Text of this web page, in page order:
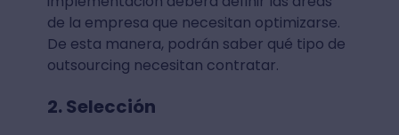
de la empresa que necesitan optimizarse.
De esta manera, podrán saber qué tipo de
outsourcing necesitan contratar.
2. Selección